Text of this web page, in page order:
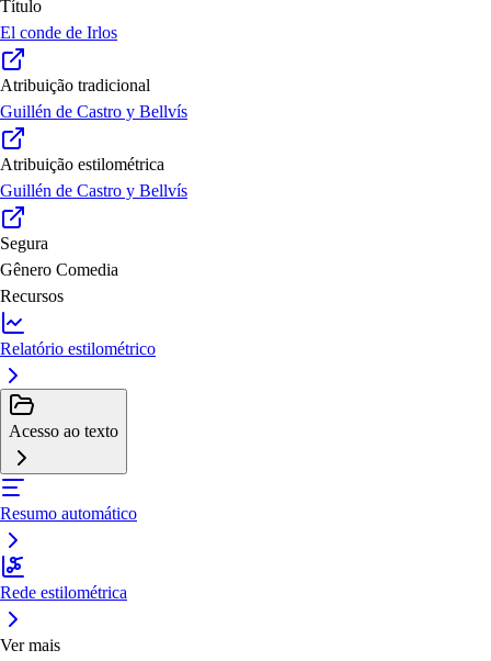
Título
El conde de Irlos
Atribuição tradicional
Guillén de Castro y Bellvís
Atribuição estilométrica
Guillén de Castro y Bellvís
Segura
Gênero Comedia
Recursos
Relatório estilométrico
Acesso ao texto
Resumo automático
Rede estilométrica
Ver mais